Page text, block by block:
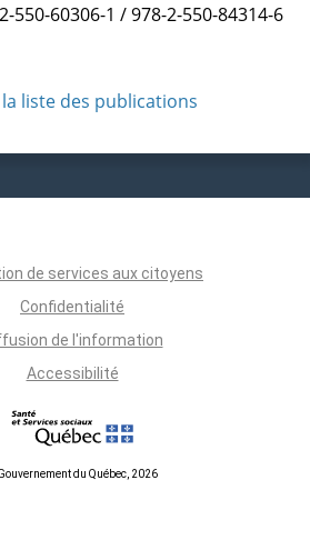
550-60306-1 / 978-2-550-84314-6
liste des publications
de services aux citoyens
Confidentialité
de l'information
Accessibilité
du Québec, 2026